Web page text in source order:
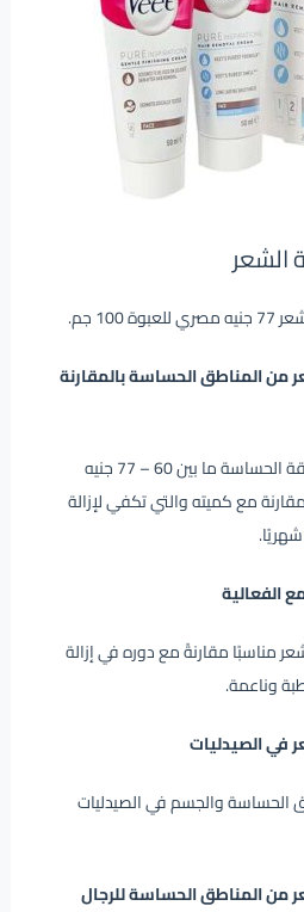
الشعر
جم.
من المناطق الحساسة بالمقارنة
يتراوح سعر كريم فيت للمنطقة الحساسة ما بين 60 – 77 جنيه
مع كميته والتي تكفي لإزالة
الفعالية
مناسبًا مقارنةً مع دوره في إزالة
وناعمة.
في الصيدليات
والجسم في الصيدليات
من المناطق الحساسة للرجال